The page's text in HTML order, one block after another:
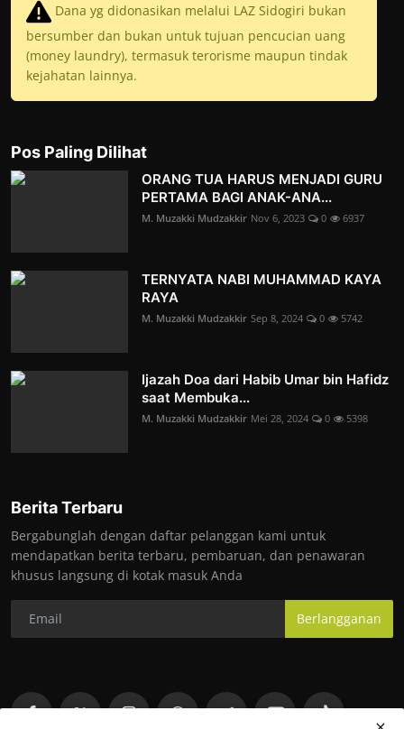
Dana yg didonasikan melalui LAZ Sidogiri bukan
bersumber dan bukan untuk tujuan pencucian uang
(money laundry), termasuk terorisme maupun tindak
kejahatan lainnya.
Pos Paling Dilihat
ORANG TUA HARUS MENJADI GURU
PERTAMA BAGI ANAK-ANA...
M. Muzakki Mudzakkir Nov 6, 2023 0 6937
TERNYATA NABI MUHAMMAD KAYA
RAYA
M. Muzakki Mudzakkir Sep 8, 2024 0 5742
Ijazah Doa dari Habib Umar bin Hafidz
saat Membuka...
M. Muzakki Mudzakkir Mei 28, 2024 0 5398
Berita Terbaru
Bergabunglah dengan daftar pelanggan kami untuk
mendapatkan berita terbaru, pembaruan, dan penawaran
khusus langsung di kotak masuk Anda
Berlangganan